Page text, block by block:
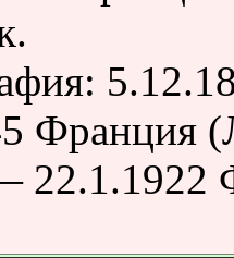
Франция
22.1.1922